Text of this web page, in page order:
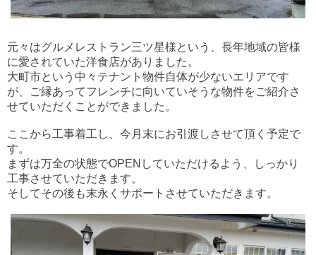
元々はグルメレストラン三ツ星様という、長年地域の皆様
に愛されていた洋食店がありました。
大町市という中々テナント物件自体が少ないエリアです
が、ご縁あってフレンチに向いていそうな物件をご紹介さ
せていただくことができました。
ここから工事着工し、今月末にお引渡しさせて頂く予定で
す。
まずは万全の状態でOPENしていただけるよう、しっかり
工事させていただきます。
そしてその後も末永くサポートさせていただきます。